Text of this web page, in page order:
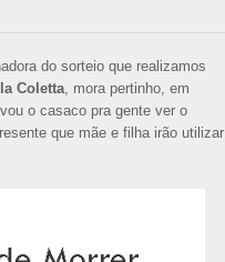
do sorteio que realizamos
Coletta, mora pertinho, em
o casaco pra gente ver o
que mãe e filha irão utilizar